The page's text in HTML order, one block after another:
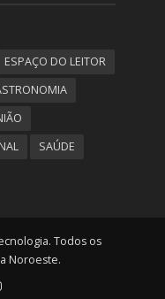
ESPAÇO DO LEITOR
SAÚDE
Todos os
Noroeste.